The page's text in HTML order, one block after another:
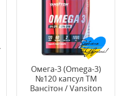
Омега-3 (Omega-3)
№120 капсул ТМ
Вансітон / Vansiton